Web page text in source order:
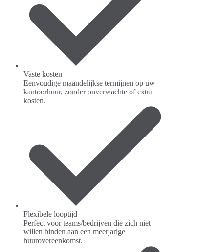
Vaste kosten
Eenvoudige maandelijkse termijnen op uw
kantoorhuur, zonder onverwachte of extra
kosten.
Flexibele looptijd
Perfect voor teams/bedrijven die zich niet
willen binden aan een meerjarige
huurovereenkomst.